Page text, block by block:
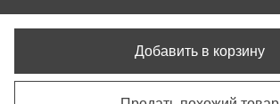
Добавить в корзину